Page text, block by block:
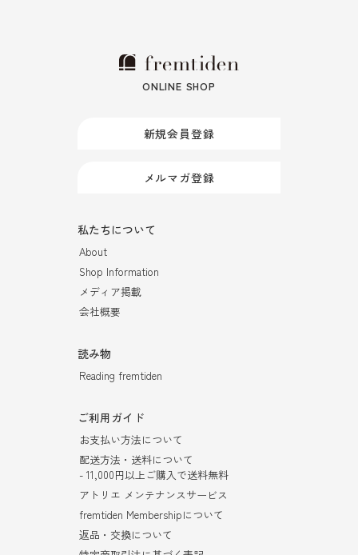
ONLINE SHOP
新規会員登録
メルマガ登録
私たちについて
About
Shop Information
メディア掲載
会社概要
読み物
Reading fremtiden
ご利用ガイド
お支払い方法について
配送方法・送料について
- 11,000円以上ご購入で送料無料
アトリエ メンテナンスサービス
fremtiden Membershipについて
返品・交換について